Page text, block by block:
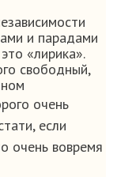
и парадами
«лирика».
свободный,
очень
если
очень вовремя